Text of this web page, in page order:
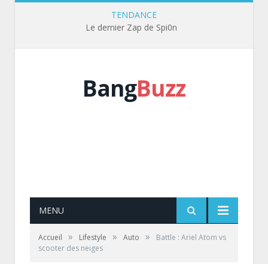
TENDANCE
Le dernier Zap de Spi0n
BangBuzz
MENU
Accueil » Lifestyle » Auto »
Battle : Ariel Atom vs
scooter des neiges